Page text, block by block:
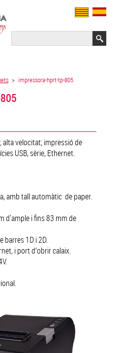
> impressora-hprt-tp-805
velocitat; impressió de
USB, sèrie, Ethernet.
amb tall automàtic de paper.
d'ample i fins 83 mm de
barres 1D i 2D.
i port d’obrir calaix.